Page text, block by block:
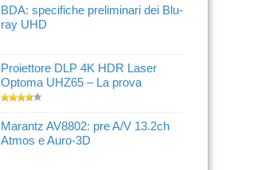
BDA: specifiche preliminari dei Blu-
ray UHD
Proiettore DLP 4K HDR Laser
Optoma UHZ65 – La prova
Marantz AV8802: pre A/V 13.2ch
Atmos e Auro-3D